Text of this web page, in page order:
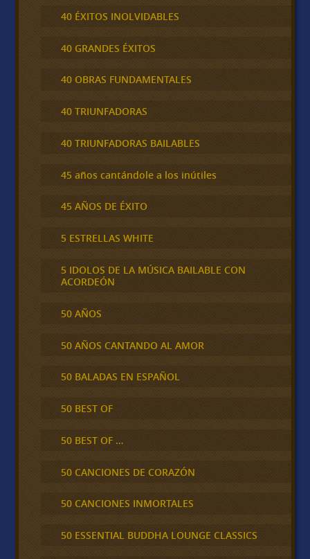
40 ÉXITOS INOLVIDABLES
40 GRANDES ÉXITOS
40 OBRAS FUNDAMENTALES
40 TRIUNFADORAS
40 TRIUNFADORAS BAILABLES
45 años cantándole a los inútiles
45 AÑOS DE ÉXITO
5 ESTRELLAS WHITE
5 IDOLOS DE LA MÚSICA BAILABLE CON
ACORDEÓN
50 AÑOS
50 AÑOS CANTANDO AL AMOR
50 BALADAS EN ESPAÑOL
50 BEST OF
50 BEST OF …
50 CANCIONES DE CORAZÓN
50 CANCIONES INMORTALES
50 ESSENTIAL BUDDHA LOUNGE CLASSICS